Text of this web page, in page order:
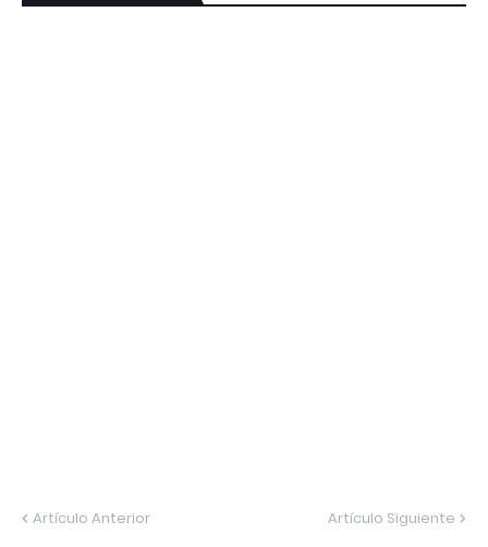
Artículo Anterior Artículo Siguiente